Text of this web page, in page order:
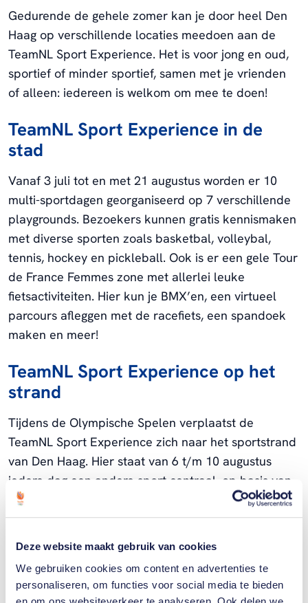
Deze website maakt gebruik van cookies
We gebruiken cookies om content en advertenties te
personaliseren, om functies voor social media te bieden
Gedurende de gehele zomer kan je door heel Den
Haag op verschillende locaties meedoen aan de
TeamNL Sport Experience. Het is voor jong en oud,
sportief of minder sportief, samen met je vrienden
of alleen: iedereen is welkom om mee te doen!
TeamNL Sport Experience in de
stad
Vanaf 3 juli tot en met 21 augustus worden er 10
multi-sportdagen georganiseerd op 7 verschillende
playgrounds. Bezoekers kunnen gratis kennismaken
met diverse sporten zoals basketbal, volleybal,
tennis, hockey en pickleball. Ook is er een gele Tour
de France Femmes zone met allerlei leuke
fietsactiviteiten. Hier kun je BMX’en, een virtueel
parcours afleggen met de racefiets, een spandoek
maken en meer!
TeamNL Sport Experience op het
strand
Tijdens de Olympische Spelen verplaatst de
TeamNL Sport Experience zich naar het sportstrand
van Den Haag. Hier staat van 6 t/m 10 augustus
iedere dag een andere sport centraal, op basis van
het speelschema Parijs waar onze TeamNL atleten
in actie komen.
Naast deze sport zijn er nog meer sportactiviteiten
te doen en is er ook een groot scherm te vinden
waar we met elkaar de sport in Parijs kunnen